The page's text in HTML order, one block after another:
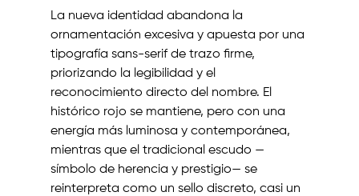
La nueva identidad abandona la
ornamentación excesiva y apuesta por una
tipografía sans-serif de trazo firme,
priorizando la legibilidad y el
reconocimiento directo del nombre. El
histórico rojo se mantiene, pero con una
energía más luminosa y contemporánea,
mientras que el tradicional escudo —
símbolo de herencia y prestigio— se
reinterpreta como un sello discreto, casi un